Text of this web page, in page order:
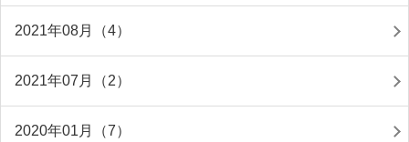
2021年08月（4）
2021年07月（2）
2020年01月（7）